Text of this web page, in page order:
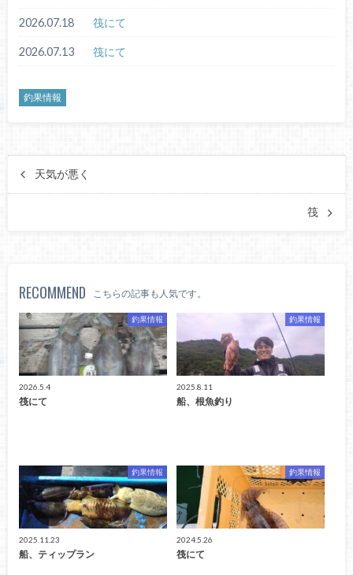
2026.07.18 筏にて
2026.07.13 筏にて
釣果情報
天気が悪く
筏
RECOMMEND こちらの記事も人気です。
釣果情報
2026.5.4
筏にて
釣果情報
2025.8.11
船、根魚釣り
釣果情報
2025.11.23
船、ティップラン
釣果情報
2024.5.26
筏にて